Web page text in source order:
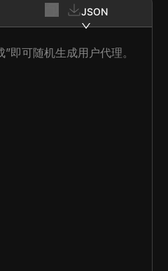
JSON
即可随机生成用户代理。